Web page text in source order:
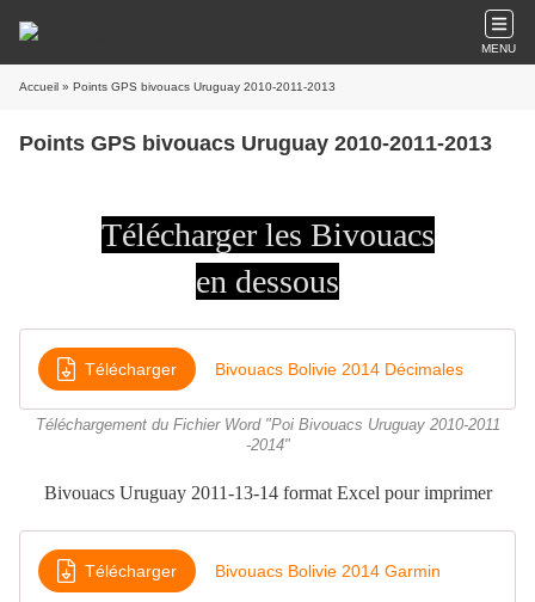
MENU
Accueil » Points GPS bivouacs Uruguay 2010-2011-2013
Points GPS bivouacs Uruguay 2010-2011-2013
Télécharger les Bivouacs
en dessous
Télécharger Bivouacs Bolivie 2014 Décimales
Téléchargement du Fichier Word "Poi Bivouacs Uruguay 2010-2011
-2014"
Bivouacs Uruguay 2011-13-14 format Excel pour imprimer
Télécharger Bivouacs Bolivie 2014 Garmin